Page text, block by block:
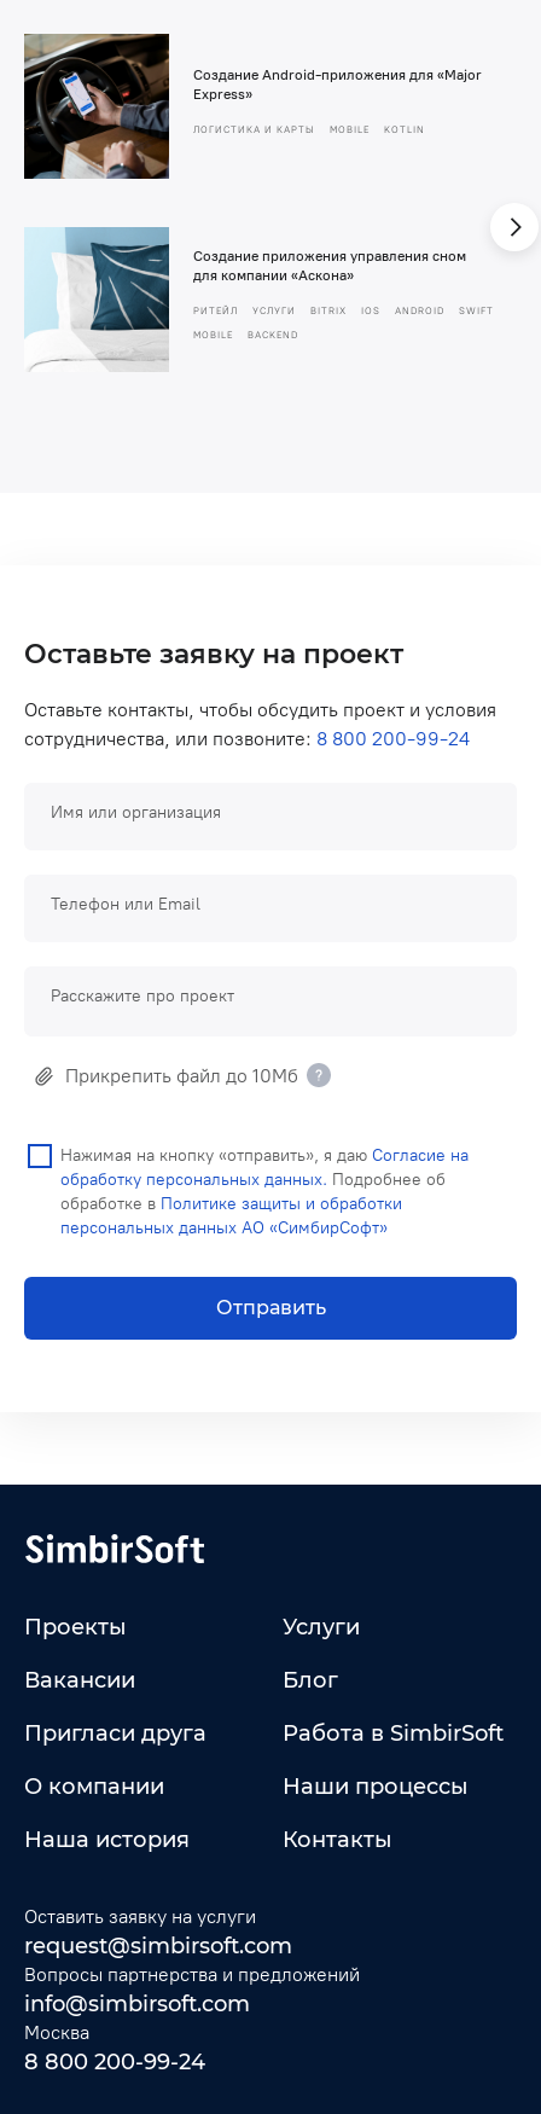
Создание Android-приложения для «Major
Express»
ЛОГИСТИКА И КАРТЫ MOBILE KOTLIN
Создание приложения управления сном
для компании «Аскона»
РИТЕЙЛ УСЛУГИ BITRIX IOS ANDROID
SWIFT
MOBILE
BACKEND
Оставьте заявку на проект
Оставьте контакты, чтобы обсудить проект и условия
сотрудничества, или позвоните: 8 800 200-99-24
Имя или организация
Телефон или Email
Расскажите про проект
Прикрепить файл до 10Мб
Нажимая на кнопку «отправить», я даю Согласие на
обработку персональных данных. Подробнее об
обработке в Политике защиты и обработки
персональных данных АО «СимбирСофт»
Отправить
Проекты
Услуги
Вакансии
Блог
Пригласи друга
Работа в SimbirSoft
О компании
Наши процессы
Наша история
Контакты
Оставить заявку на услуги
request@simbirsoft.com
Вопросы партнерства и предложений
info@simbirsoft.com
Москва
8 800 200-99-24